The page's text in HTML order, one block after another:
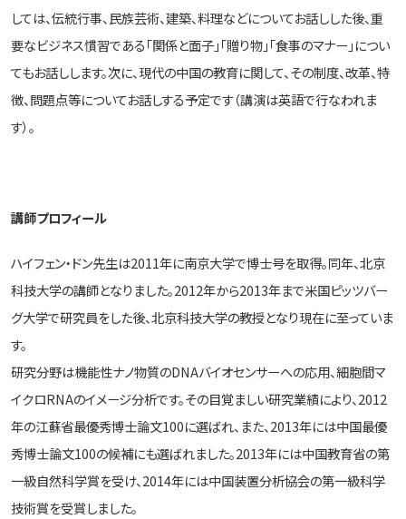
しては、伝統行事、民族芸術、建築、料理などについてお話しした後、重
要なビジネス慣習である「関係と面子」「贈り物」「食事のマナー」につい
てもお話しします。次に、現代の中国の教育に関して、その制度、改革、特
徴、問題点等についてお話しする予定です（講演は英語で行なわれま
す）。
講師プロフィール
ハイフェン・ドン先生は2011年に南京大学で博士号を取得。同年、北京
科技大学の講師となりました。2012年から2013年まで米国ピッツバー
グ大学で研究員をした後、北京科技大学の教授となり現在に至っていま
す。
研究分野は機能性ナノ物質のDNAバイオセンサーへの応用、細胞間マ
イクロRNAのイメージ分析です。その目覚ましい研究業績により、2012
年の江蘇省最優秀博士論文100に選ばれ、また、2013年には中国最優
秀博士論文100の候補にも選ばれました。2013年には中国教育省の第
一級自然科学賞を受け、2014年には中国装置分析協会の第一級科学
技術賞を受賞しました。